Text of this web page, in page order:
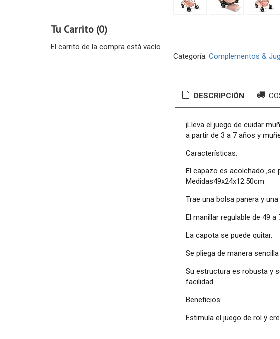
Tu Carrito (0)
El carrito de la compra está vacío
Categoría: Complementos &
DESCRIPCIÓN
¡Lleva el juego de cuidar
a partir de 3 a 7 años y
Características:
El capazo es acolchado ,se
Medidas49x24x12.50cm
Trae una bolsa panera y
El manillar regulable de 49
La capota se puede quitar.
Se pliega de manera
Su estructura es robusta y
facilidad.
Beneficios:
Estimula el juego de rol y